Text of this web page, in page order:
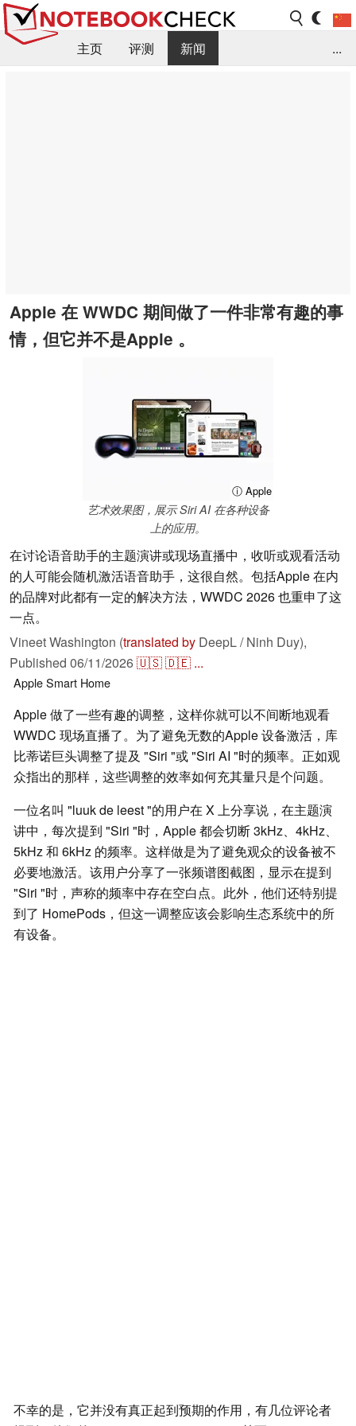
主页 评测
新闻
...
Apple 在 WWDC 期间做了一件非常有趣的事
情，但它并不是Apple 。
ⓘ Apple
艺术效果图，展示 Siri AI 在各种设备
上的应用。
在讨论语音助手的主题演讲或现场直播中，收听或观看活动
的人可能会随机激活语音助手，这很自然。包括Apple 在内
的品牌对此都有一定的解决方法，WWDC 2026 也重申了这
一点。
Vineet Washington (translated by DeepL / Ninh Duy),
Published 06/11/2026🇺🇸🇩🇪 ...
AppleSmart Home
Apple 做了一些有趣的调整，这样你就可以不间断地观看
WWDC 现场直播了。为了避免无数的Apple 设备激活，库
比蒂诺巨头调整了提及 "Siri "或 "Siri AI "时的频率。正如观
众指出的那样，这些调整的效率如何充其量只是个问题。
一位名叫 "luuk de leest "的用户在 X 上分享说，在主题演
讲中，每次提到 "Siri "时，Apple 都会切断 3kHz、4kHz、
5kHz 和 6kHz 的频率。这样做是为了避免观众的设备被不
必要地激活。该用户分享了一张频谱图截图，显示在提到
"Siri "时，声称的频率中存在空白点。此外，他们还特别提
到了 HomePods，但这一调整应该会影响生态系统中的所
有设备。
不幸的是，它并没有真正起到预期的作用，有几位评论者